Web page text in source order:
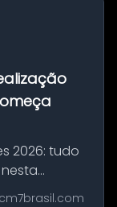
2026: tudo
o prazo
cm7brasil.com